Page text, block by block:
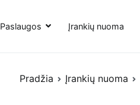
Paslaugos Įrankių nuoma
Pradžia Įrankių nuoma